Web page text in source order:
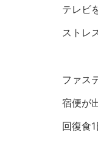
テレビ
ストレ
ファス
宿便が
回復食